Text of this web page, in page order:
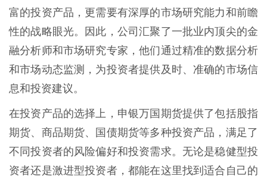
富的投资产品，更需要有深厚的市场研究能力和前瞻
性的战略眼光。因此，公司汇聚了一批业内顶尖的金
融分析师和市场研究专家，他们通过精准的数据分析
和市场动态监测，为投资者提供及时、准确的市场信
息和投资建议。
在投资产品的选择上，申银万国期货提供了包括股指
期货、商品期货、国债期货等多种投资产品，满足了
不同投资者的风险偏好和投资需求。无论是稳健型投
资者还是激进型投资者，都能在这里找到适合自己的